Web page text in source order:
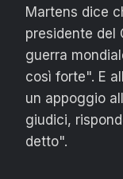
Martens dice
presidente del
guerra
così forte". E
un appoggio
giudici,
detto".